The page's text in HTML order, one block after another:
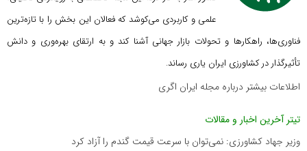
علمی و کاربردی می‌کوشد که فعالان این بخش را با تازه‌ترین
فناوری‌ها، راهکارها و تحولات بازار جهانی آشنا کند و به ارتقای بهره‌وری و دانش
تأثیرگذار در کشاورزی ایران یاری رساند.
اطلاعات بیشتر درباره مجله ایران اگری
تیتر آخرین اخبار و مقالات
وزیر جهاد کشاورزی: نمی‌توان با سرعت قیمت گندم را آزاد کرد